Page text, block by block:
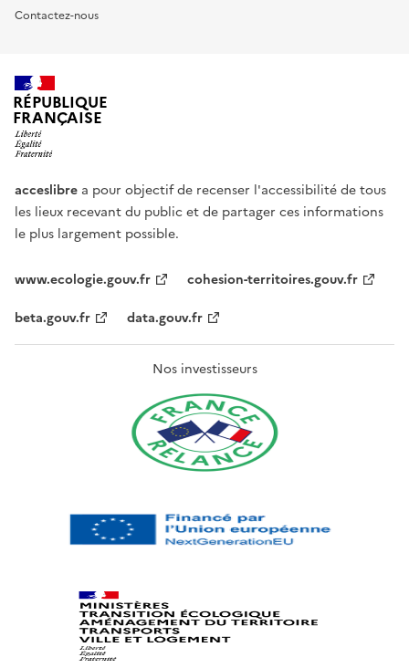
Contactez-nous
RÉPUBLIQUE
FRANÇAISE
acceslibre a pour objectif de recenser l'accessibilité de tous
les lieux recevant du public et de partager ces informations
le plus largement possible.
www.ecologie.gouv.fr
cohesion-territoires.gouv.fr
beta.gouv.fr
data.gouv.fr
Nos investisseurs